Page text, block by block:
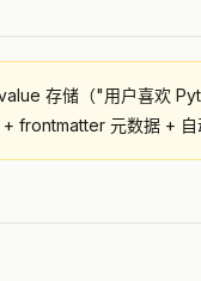
存储（"用户喜欢
元数据 + 自